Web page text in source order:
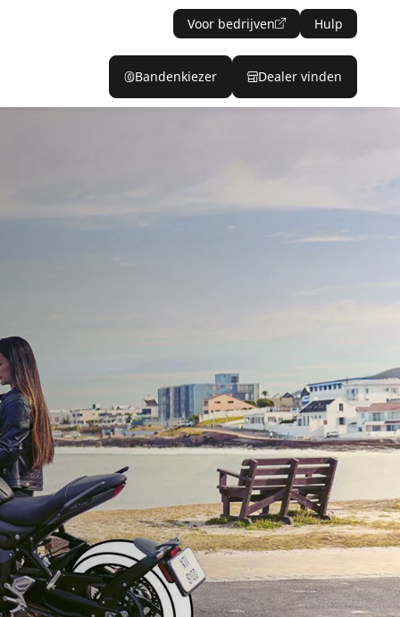
Voor bedrijven Hulp
Bandenkiezer Dealer vinden